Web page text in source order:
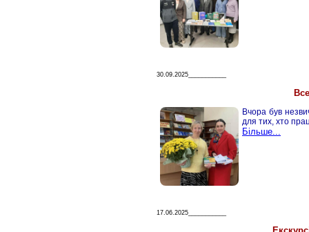
30.09.2025___________
Вчора був
для тих, хто
Більше...
17.06.2025___________